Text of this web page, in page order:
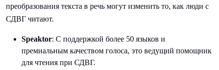
преобразования текста в речь могут изменить то, как люди с
СДВГ читают.
Speaktor: С поддержкой более 50 языков и
премиальным качеством голоса, это ведущий помощник
для чтения при СДВГ.